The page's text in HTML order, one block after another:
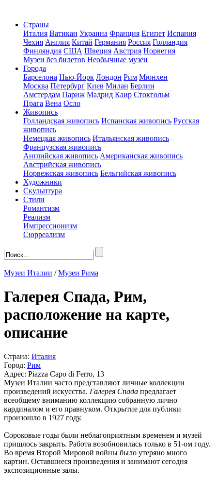
Страны
Италия Ватикан Украина Франция Египет Испания
Чехия Англия Китай Германия Россия Голландия
Финляндия США Швеция Австрия Норвегия
Музеи без билетов Необычные музеи
Города
Барселона Нью-Йорк Лондон Рим Мюнхен
Москва Петербург Киев Милан Берлин
Амстердам Париж Мадрид Каир Стокгольм
Прага Вена Осло
Живопись
Голландская живопись Испанская живопись Русская
живопись
Немецкая живопись Итальянская живопись
Французская живопись
Английская живопись Американская живопись
Австрийская живопись
Норвежская живопись Бельгийская живопись
Художники
Скульптура
Стили
Романтизм
Реализм
Импрессионизм
Сюрреализм
Музеи Италии /Музеи Рима
Галерея Спада, Рим,
расположение на карте,
описание
Страна: Италия
Город: Рим
Адрес: Piazza Capo di Ferro, 13
Музеи Италии часто представляют личные коллекции
произведений искусства. Галерея Спада предлагает
всеобщему вниманию коллекцию собранную лично
кардиналом и его правнуком. Открытие для публики
произошло в 1927 году.
Сороковые годы были неблагоприятным временем и музей
пришлось закрыть. Работа возобновилась только в 51-ом году.
Во время Второй Мировой войны было утеряно много
картин. Оставшиеся произведения и занимают сегодня
экспозиционные залы.